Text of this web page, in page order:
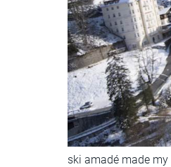
ski amadé made